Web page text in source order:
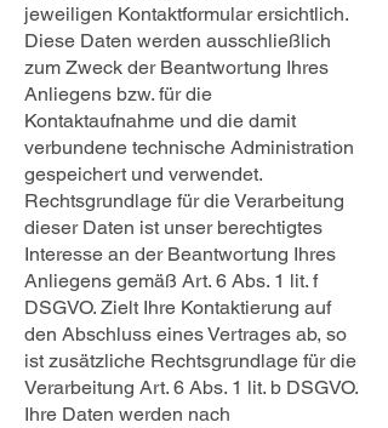
jeweiligen Kontaktformular ersichtlich.
Diese Daten werden ausschließlich
zum Zweck der Beantwortung Ihres
Anliegens bzw. für die
Kontaktaufnahme und die damit
verbundene technische Administration
gespeichert und verwendet.
Rechtsgrundlage für die Verarbeitung
dieser Daten ist unser berechtigtes
Interesse an der Beantwortung Ihres
Anliegens gemäß Art. 6 Abs. 1 lit. f
DSGVO. Zielt Ihre Kontaktierung auf
den Abschluss eines Vertrages ab, so
ist zusätzliche Rechtsgrundlage für die
Verarbeitung Art. 6 Abs. 1 lit. b DSGVO.
Ihre Daten werden nach